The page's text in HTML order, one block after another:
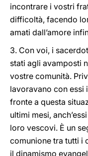
incontrare i vostri
difficoltà, facendo
amati dall’amore
3. Con voi, i
stati agli avamposti
vostre comunità.
lavoravano con essi
fronte a questa
ultimi mesi,
loro vescovi. È un
comunione tra tutti i
il dinamismo